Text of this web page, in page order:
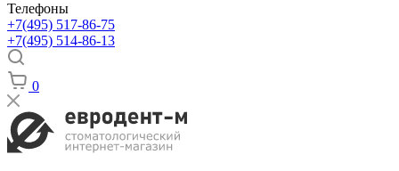
Телефоны
+7(495) 517-86-75
+7(495) 514-86-13
0